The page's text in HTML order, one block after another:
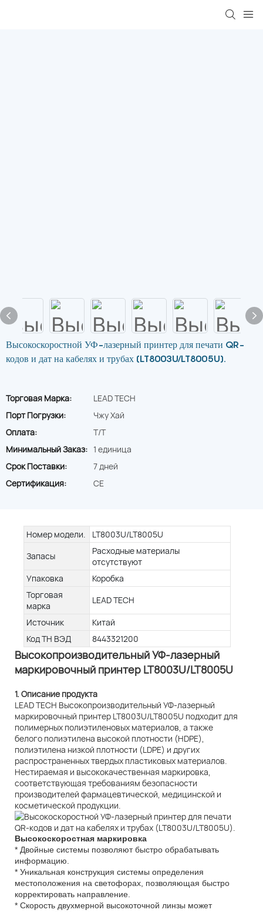
Высокоскоростной УФ-лазерный принтер для печати QR-
кодов и дат на кабелях и трубах (LT8003U/LT8005U).
Торговая Марка:
LEAD TECH
Порт Погрузки:
Чжу Хай
Оплата:
T/T
Минимальный Заказ: 1 единица
Срок Поставки:
7 дней
Сертификация:
CE
Номер модели.
LT8003U/LT8005U
Запасы
Расходные материалы
отсутствуют
Упаковка
Коробка
Торговая
марка
LEAD TECH
Источник
Китай
Код ТН ВЭД
8443321200
Высокопроизводительный УФ-лазерный
маркировочный принтер LT8003U/LT8005U
1. Описание продукта
LEAD TECH Высокопроизводительный УФ-лазерный
маркировочный принтер LT8003U/LT8005U подходит для
полимерных полиэтиленовых материалов, а также
белого полиэтилена высокой плотности (HDPE),
полиэтилена низкой плотности (LDPE) и других
распространенных твердых пластиковых материалов.
Нестираемая и высококачественная маркировка,
соответствующая требованиям безопасности
производителей фармацевтической, медицинской и
косметической продукции.
Высокоскоростная маркировка
* Двойные системы позволяют быстро обрабатывать
информацию.
* Уникальная конструкция системы определения
местоположения на светофорах, позволяющая быстро
корректировать направление.
* Скорость двухмерной высокоточной линзы может